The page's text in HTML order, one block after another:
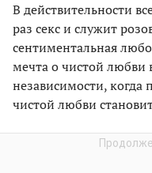
В действительности
раз секс и служит
сентиментальная
мечта о чистой любви
независимости, когда
чистой любви